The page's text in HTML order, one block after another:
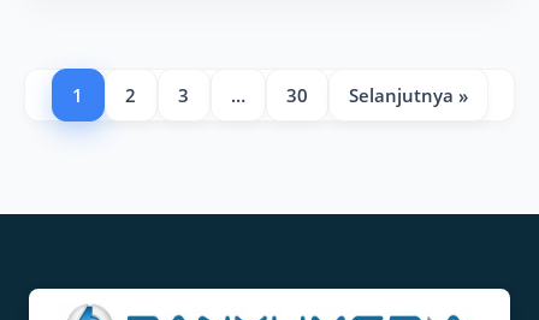
1 2 3 … 30 Selanjutnya »